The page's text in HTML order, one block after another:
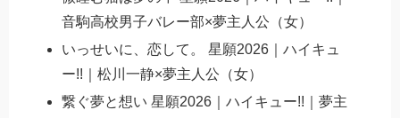
音駒高校男子バレー部×夢主人公（女）
いっせいに、恋して。 星願2026｜ハイキュ
ー!!｜松川一静×夢主人公（女）
繋ぐ夢と想い 星願2026｜ハイキュー!!｜夢主